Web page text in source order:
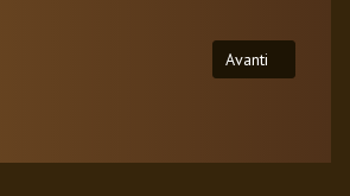
Angolo di Campo, Nemico Amico
Articolo
Avanti